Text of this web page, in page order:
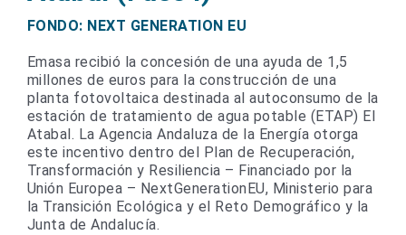
FONDO: NEXT GENERATION EU
Emasa recibió la concesión de una ayuda de 1,5
millones de euros para la construcción de una
planta fotovoltaica destinada al autoconsumo de la
estación de tratamiento de agua potable (ETAP) El
Atabal. La Agencia Andaluza de la Energía otorga
este incentivo dentro del Plan de Recuperación,
Transformación y Resiliencia – Financiado por la
Unión Europea – NextGenerationEU, Ministerio para
la Transición Ecológica y el Reto Demográfico y la
Junta de Andalucía.